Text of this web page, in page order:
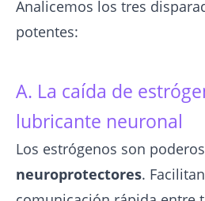
Analicemos los tres
potentes:
A. La caída de
lubricante neuronal
Los estrógenos son
neuroprotectores.